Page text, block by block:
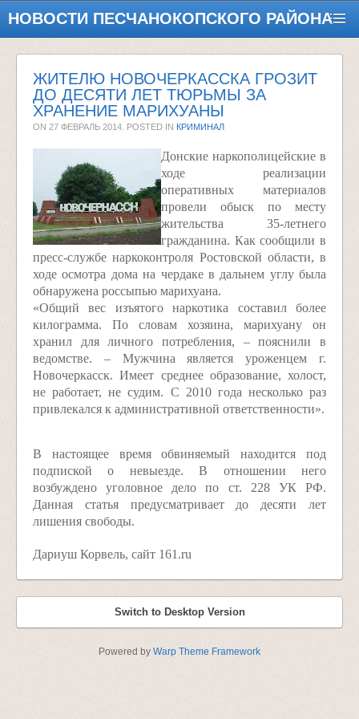
НОВОСТИ ПЕСЧАНОКОПСКОГО РАЙОНА
ЖИТЕЛЮ НОВОЧЕРКАССКА ГРОЗИТ
ДО ДЕСЯТИ ЛЕТ ТЮРЬМЫ ЗА
ХРАНЕНИЕ МАРИХУАНЫ
ON 27 ФЕВРАЛЬ 2014 . POSTED IN КРИМИНАЛ
Донские наркополицейские в
ходе реализации
оперативных материалов
провели обыск по месту
жительства 35-летнего
гражданина. Как сообщили в
пресс-службе наркоконтроля Ростовской области, в
ходе осмотра дома на чердаке в дальнем углу была
обнаружена россыпью марихуана.
«Общий вес изъятого наркотика составил более
килограмма. По словам хозяина, марихуану он
хранил для личного потребления, – пояснили в
ведомстве. – Мужчина является уроженцем г.
Новочеркасск. Имеет среднее образование, холост,
не работает, не судим. С 2010 года несколько раз
привлекался к административной ответственности».
В настоящее время обвиняемый находится под
подпиской о невыезде. В отношении него
возбуждено уголовное дело по ст. 228 УК РФ.
Данная статья предусматривает до десяти лет
лишения свободы.
Дариуш Корвель, сайт 161.ru
Switch to Desktop Version
Powered by Warp Theme Framework